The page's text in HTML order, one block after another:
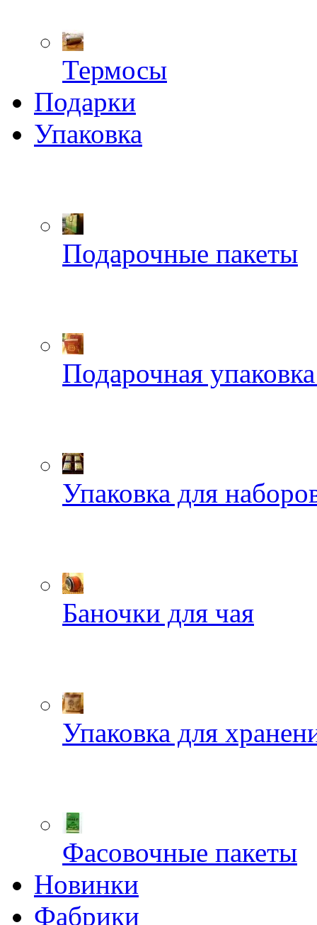
Термосы
Подарки
Упаковка
Подарочные пакеты
Подарочная
Упаковка для
Баночки для чая
Упаковка для
Фасовочные пакеты
Новинки
Фабрики